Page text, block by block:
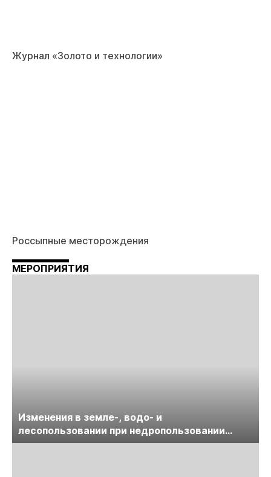
Журнал «Золото и технологии»
Россыпные месторождения
МЕРОПРИЯТИЯ
Изменения в земле-, водо- и
лесопользовании при недропользовании
обсудят на семинаре «ПравоТЭК»